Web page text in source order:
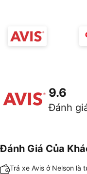
9.6
Đánh
Đánh Giá Của
Trả xe Avis ở Nelson là